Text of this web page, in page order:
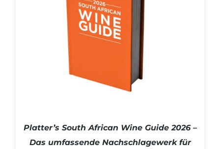
Platter’s South African Wine Guide 2026 –
Das umfassende Nachschlagewerk für